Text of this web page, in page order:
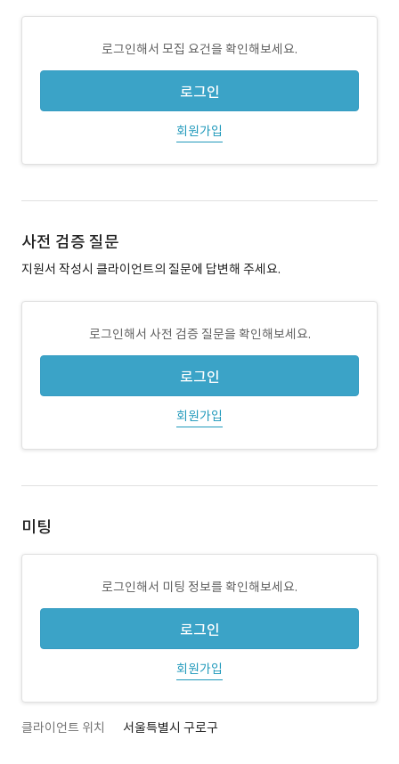
로그인해서 모집 요건을 확인해보세요.
로그인
회원가입
사전 검증 질문
지원서 작성시 클라이언트의 질문에 답변해 주세요.
로그인해서 사전 검증 질문을 확인해보세요.
로그인
회원가입
미팅
로그인해서 미팅 정보를 확인해보세요.
로그인
회원가입
클라이언트 위치 서울특별시 구로구